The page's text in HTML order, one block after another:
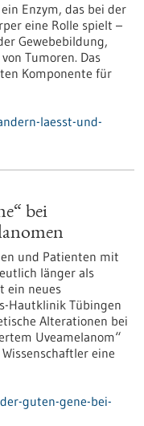
Enzym, das bei der
eine Rolle spielt –
Gewebebildung,
Tumoren. Das
Komponente für
laesst-und-
bei
und Patienten mit
länger als
ein neues
Hautklinik Tübingen
Alterationen bei
Uveamelanom“
eine
guten-gene-bei-